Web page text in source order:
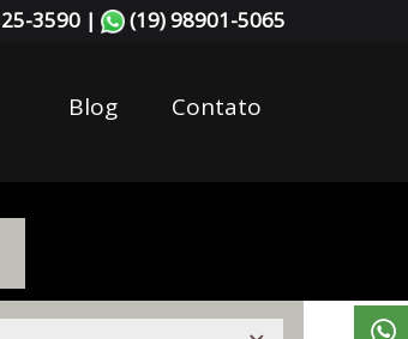
3590 | (19) 98901-5065
Blog Contato